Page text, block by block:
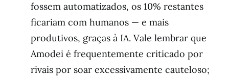
fossem automatizados, os 10% restantes
ficariam com humanos — e mais
produtivos, graças à IA. Vale lembrar que
Amodei é frequentemente criticado por
rivais por soar excessivamente cauteloso;